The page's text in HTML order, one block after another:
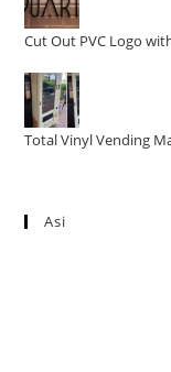
Cut Out PVC Logo
Total Vinyl Vending
Asi